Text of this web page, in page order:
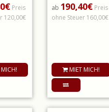
inkl
Preis
120,00€
grauem Teppich. inkl
Bühne..
ab 190,40€ Preis
ohne Steuer 160,00€
MIET MICH!